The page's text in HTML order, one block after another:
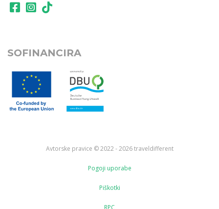
SOFINANCIRA
Avtorske pravice © 2022 - 2026 traveldifferent
Pogoji uporabe
Piškotki
RPC